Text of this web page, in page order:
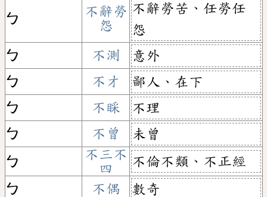
ㄅ
不辭勞
怨
不辭勞苦、任勞任
怨
ㄅ
不測
意外
ㄅ
不才
鄙人、在下
ㄅ
不睬
不理
ㄅ
不曾
未曾
ㄅ
不三不
四
不倫不類、不正經
ㄅ
不偶
數奇